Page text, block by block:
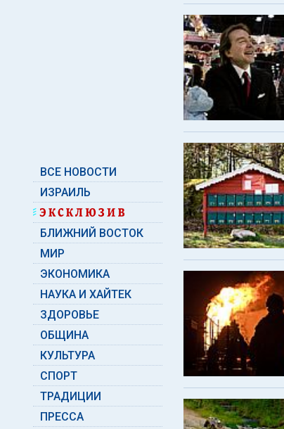
ВСЕ НОВОСТИ
ИЗРАИЛЬ
БЛИЖНИЙ ВОСТОК
МИР
ЭКОНОМИКА
НАУКА И ХАЙТЕК
ЗДОРОВЬЕ
ОБЩИНА
КУЛЬТУРА
СПОРТ
ТРАДИЦИИ
ПРЕССА